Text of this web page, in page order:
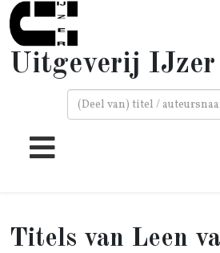
Uitgeverij IJzer
Leen